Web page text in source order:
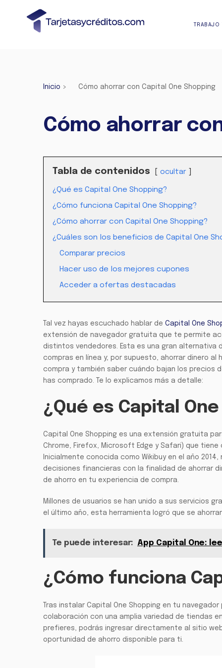
TRABAJO
Inicio > Cómo ahorrar con Capital One Shopping
Cómo ahorrar
Tabla de contenidos ocultar
¿Qué es Capital One Shopping?
¿Cómo funciona Capital One Shopping?
¿Cómo ahorrar con Capital One Shopping?
¿Cuáles son los beneficios de Capital One
Comparar precios
Hacer uso de los mejores cupones
Acceder a ofertas destacadas
Tal vez hayas escuchado hablar de Capital One
extensión de navegador gratuita que te permite
distintos vendedores. Esta es una gran alternativa
compras en línea y; por supuesto, ahorrar dinero
compra y también saber cuándo bajan los precios
has comprado. Te lo explicamos más a detalle:
¿Qué es Capital
Capital One Shopping es una extensión gratuita
Chrome, Firefox, Microsoft Edge y Safari) que
Inicialmente conocida como Wikibuy en el año
decisiones financieras con la finalidad de ahorrar
de ahorro en tu experiencia de compra.
Millones de usuarios se han unido a sus servicios
el último año, esta herramienta logró que se
Te puede interesar: App Capital One:
¿Cómo funciona
Tras instalar Capital One Shopping en tu
colaboración con una amplia variedad de tiendas
prefieres, podrás ingresar directamente al sitio
oportunidad de ahorro disponible para ti.